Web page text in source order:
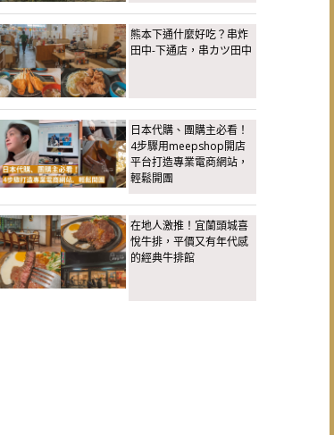
熊本下通什麼好吃？串炸
田中-下通店，串カツ田中
日本代購、團購主必看！
4步驟用meepshop開店
平台打造專業電商網站，
輕鬆開團
在地人激推！宜蘭頭城喜
悅牛排，平價又有年代感
的經典牛排館